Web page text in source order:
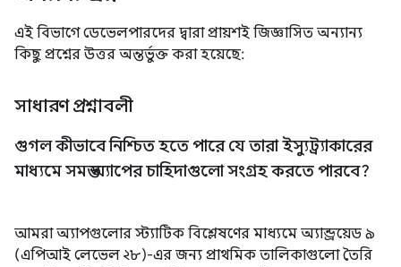
এই বিভাগে ডেভেলপারদের দ্বারা প্রায়শই জিজ্ঞাসিত অন্যান্য
কিছু প্রশ্নের উত্তর অন্তর্ভুক্ত করা হয়েছে:
সাধারণ প্রশ্নাবলী
গুগল কীভাবে নিশ্চিত হতে পারে যে তারা ইস্যুট্র্যাকারের
মাধ্যমে সমস্ত অ্যাপের চাহিদাগুলো সংগ্রহ করতে পারবে?
আমরা অ্যাপগুলোর স্ট্যাটিক বিশ্লেষণের মাধ্যমে অ্যান্ড্রয়েড ৯
(এপিআই লেভেল ২৮)-এর জন্য প্রাথমিক তালিকাগুলো তৈরি